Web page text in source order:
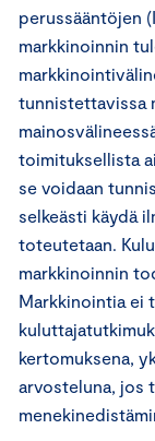
perussääntöjen
markkinoinnin
tunnistettavissa
toimituksellista
se voidaan
selkeästi käydä
toteutetaan.
markkinoinnin
Markkinointia ei
kertomuksena,
arvosteluna, jos